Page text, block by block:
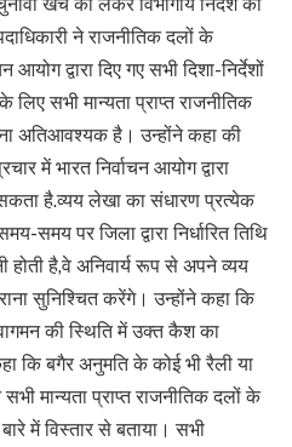
ने राजनीतिक दलों के
आयोग द्वारा दिए गए सभी दिशा-निर्देशों
सभी मान्यता प्राप्त राजनीतिक
अतिआवश्यक है। उन्होंने कहा की
में भारत निर्वाचन आयोग द्वारा
है.व्यय लेखा का संधारण प्रत्येक
समय पर जिला द्वारा निर्धारित तिथि
है,वे अनिवार्य रूप से अपने व्यय
सुनिश्चित करेंगे। उन्होंने कहा कि
की स्थिति में उक्त कैश का
कि बगैर अनुमति के कोई भी रैली या
मान्यता प्राप्त राजनीतिक दलों के
में विस्तार से बताया। सभी